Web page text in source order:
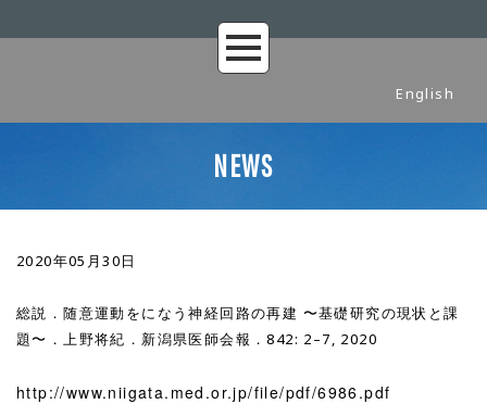
English
NEWS
2020年05月30日
総説．随意運動をになう神経回路の再建 〜基礎研究の現状と課
題〜．上野将紀．新潟県医師会報．842: 2–7, 2020
http://www.niigata.med.or.jp/file/pdf/6986.pdf